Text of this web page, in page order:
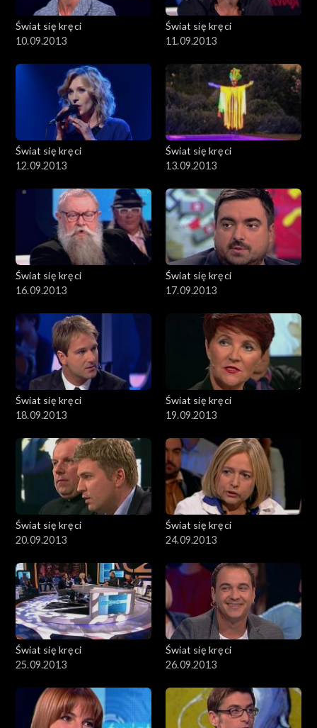
Świat się kręci
10.09.2013
Świat się kręci
11.09.2013
Świat się kręci
12.09.2013
Świat się kręci
13.09.2013
Świat się kręci
16.09.2013
Świat się kręci
17.09.2013
Świat się kręci
18.09.2013
Świat się kręci
19.09.2013
Świat się kręci
20.09.2013
Świat się kręci
24.09.2013
Świat się kręci
25.09.2013
Świat się kręci
26.09.2013